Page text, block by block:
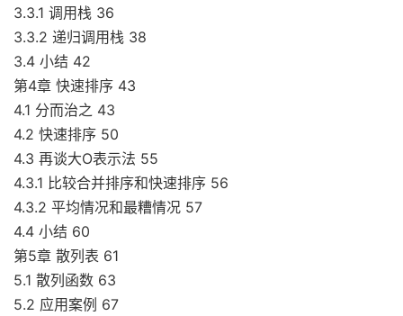
3.3.1 调用栈 36
3.3.2 递归调用栈 38
3.4 小结 42
第4章 快速排序 43
4.1 分而治之 43
4.2 快速排序 50
4.3 再谈大O表示法 55
4.3.1 比较合并排序和快速排序 56
4.3.2 平均情况和最糟情况 57
4.4 小结 60
第5章 散列表 61
5.1 散列函数 63
5.2 应用案例 67